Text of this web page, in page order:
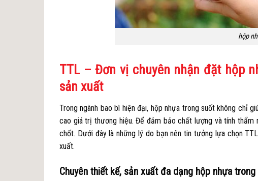
hộp
TTL – Đơn vị chuyên nhận đặt hộp
sản xuất
Trong ngành bao bì hiện đại, hộp nhựa trong suốt không chỉ
cao giá trị thương hiệu. Để đảm bảo chất lượng và tính
chốt. Dưới đây là những lý do bạn nên tin tưởng lựa chọn
xuất.
Chuyên thiết kế, sản xuất đa dạng hộp nhựa